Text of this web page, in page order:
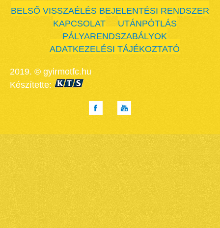
BELSŐ VISSZAÉLÉS BEJELENTÉSI RENDSZER
KAPCSOLAT
UTÁNPÓTLÁS
PÁLYARENDSZABÁLYOK
ADATKEZELÉSI TÁJÉKOZTATÓ
2019. © gyirmotfc.hu
Készítette: